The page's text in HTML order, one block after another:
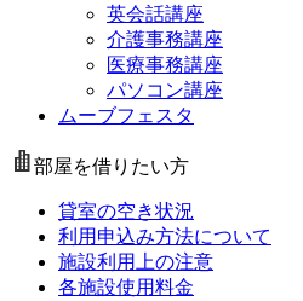
英会話講座
介護事務講座
医療事務講座
パソコン講座
ムーブフェスタ
部屋を借りたい方
貸室の空き状況
利用申込み方法について
施設利用上の注意
各施設使用料金